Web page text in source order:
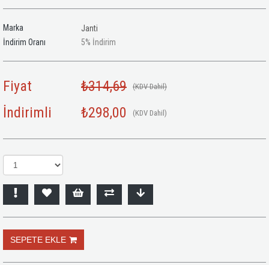
Marka
Janti
İndirim Oranı
%
5 İndirim
Fiyat ₺314,69 (KDV Dahil)
İndirimli ₺298,00 (KDV Dahil)